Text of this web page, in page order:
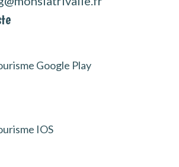
Google Play
IOS